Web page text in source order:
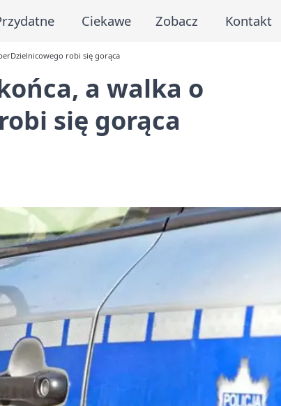
Ciekawe Zobacz Kontakt
robi się gorąca
a walka o
się gorąca